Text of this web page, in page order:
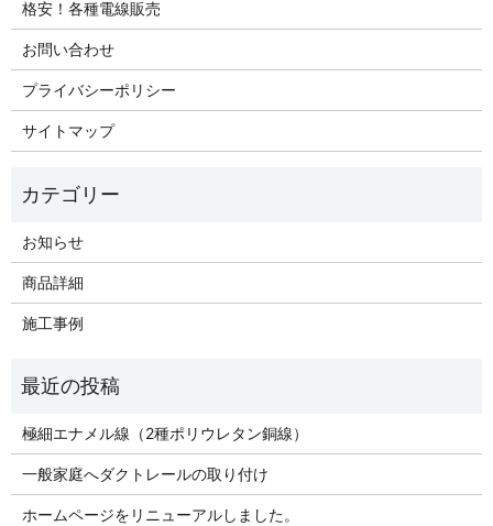
格安！各種電線販売
お問い合わせ
プライバシーポリシー
サイトマップ
お知らせ
商品詳細
施工事例
極細エナメル線（2種ポリウレタン銅線）
一般家庭へダクトレールの取り付け
ホームページをリニューアルしました。